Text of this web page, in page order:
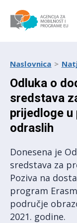
Naslovnica
Odluka o
sredstava
prijedloge
odraslih
Donesena je
sredstava za
Poziva na
program
područje
2021. godine.